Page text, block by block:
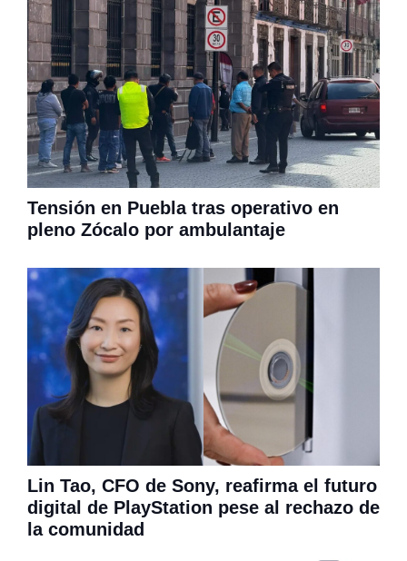
Tensión en Puebla tras operativo en
pleno Zócalo por ambulantaje
Lin Tao, CFO de Sony, reafirma el futuro
digital de PlayStation pese al rechazo de
la comunidad